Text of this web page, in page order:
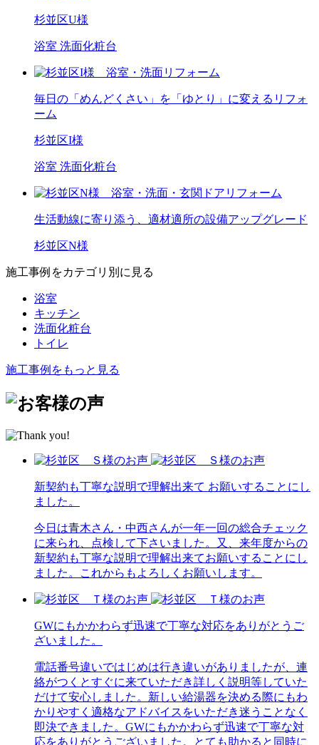
杉並区U様
浴室 洗面化粧台
毎日の「めんどくさい」を「ゆとり」に変えるリフォ
ーム
杉並区I様
浴室 洗面化粧台
生活動線に寄り添う、適材適所の設備アップグレード
杉並区N様
施工事例をカテゴリ別に見る
浴室
キッチン
洗面化粧台
トイレ
施工事例をもっと見る
新契約も丁寧な説明で理解出来て お願いすることにし
ました。
今日は青木さん・中西さんが一年一回の総合チェック
に来られ、点検して下さいました。又、来年度からの
新契約も丁寧な説明で理解出来てお願いすることにし
ました。これからもよろしくお願いします。
GWにもかかわらず迅速で丁寧な対応をありがとうご
ざいました。
電話番号違いではじめは行き違いがありましたが、連
絡がつくとすぐに来ていただき詳しく説明等していた
だけて安心しました。新しい給湯器を決める際にもわ
かりやすく適格なアドバイスをいただき迷うことなく
即決できました。GWにもかかわらず迅速で丁寧な対
応をありがとうございました。とても助かると同時に